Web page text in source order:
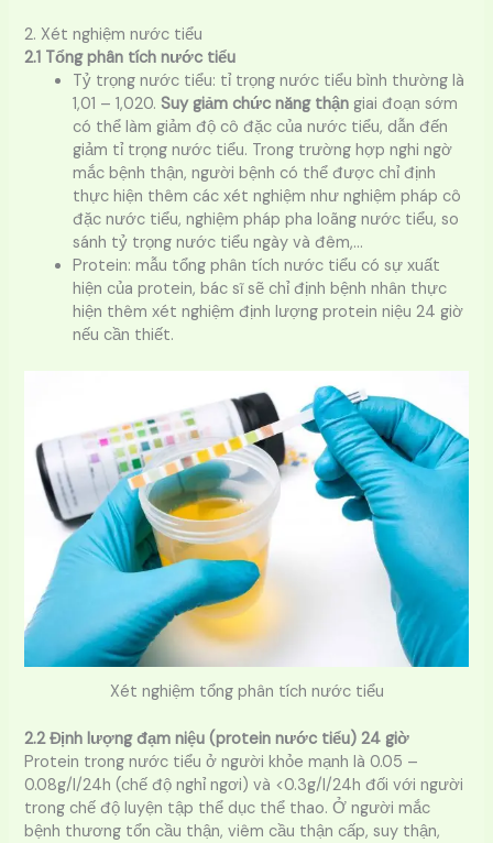
2. Xét nghiệm nước tiểu
2.1 Tổng phân tích nước tiểu
Tỷ trọng nước tiểu: tỉ trọng nước tiểu bình thường là
1,01 – 1,020. Suy giảm chức năng thận giai đoạn sớm
có thể làm giảm độ cô đặc của nước tiểu, dẫn đến
giảm tỉ trọng nước tiểu. Trong trường hợp nghi ngờ
mắc bệnh thận, người bệnh có thể được chỉ định
thực hiện thêm các xét nghiệm như nghiệm pháp cô
đặc nước tiểu, nghiệm pháp pha loãng nước tiểu, so
sánh tỷ trọng nước tiểu ngày và đêm,…
Protein: mẫu tổng phân tích nước tiểu có sự xuất
hiện của protein, bác sĩ sẽ chỉ định bệnh nhân thực
hiện thêm xét nghiệm định lượng protein niệu 24 giờ
nếu cần thiết.
Xét nghiệm tổng phân tích nước tiểu
2.2 Định lượng đạm niệu (protein nước tiểu) 24 giờ
Protein trong nước tiểu ở người khỏe mạnh là 0.05 –
0.08g/l/24h (chế độ nghỉ ngơi) và <0.3g/l/24h đối với người
trong chế độ luyện tập thể dục thể thao. Ở người mắc
bệnh thương tổn cầu thận, viêm cầu thận cấp, suy thận,